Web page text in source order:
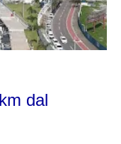
dal